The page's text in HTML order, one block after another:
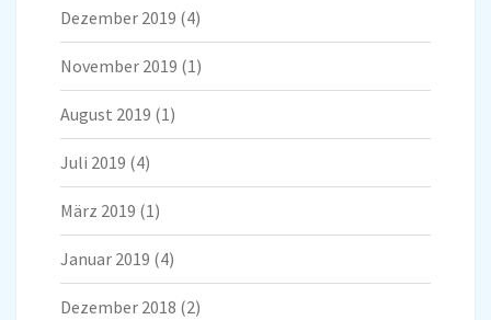
Dezember 2019 (4)
November 2019 (1)
August 2019 (1)
Juli 2019 (4)
März 2019 (1)
Januar 2019 (4)
Dezember 2018 (2)